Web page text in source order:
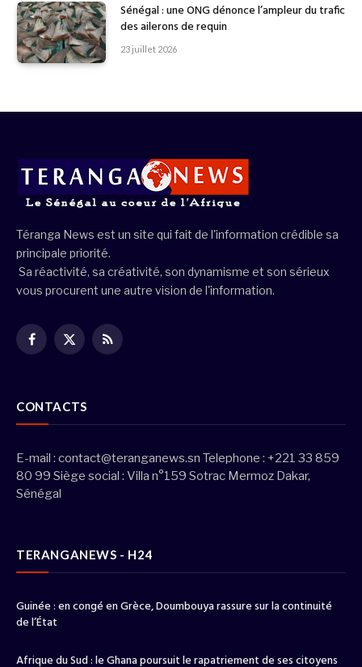
Sénégal : une ONG dénonce l’ampleur du trafic
des ailerons de requin
23 juillet 2026
Téranga News est un site qui fait de l'information crédible sa
principale priorité.
Sa réactivité, sa créativité, son dynamisme et son sérieux
vous procurent une autre vision de l'information.
Facebook
X
RSS
CONTACTS
E-mail : contact@teranganews.sn Telephone : +221 33 859
80 99 Siège social : Villa n°159 Sotrac Mermoz Dakar,
Sénégal
TERANGANEWS - H24
Guinée : en congé en Grèce, Doumbouya rassure sur la continuité
de l’État
Afrique du Sud : le Ghana poursuit le rapatriement de ses citoyens